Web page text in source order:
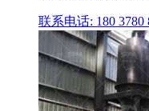
联系电话: 180 3780